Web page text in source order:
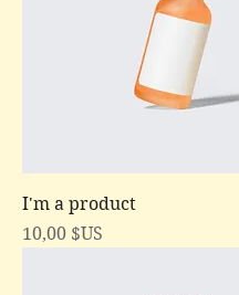
I'm a product
Prix
10,00 $US